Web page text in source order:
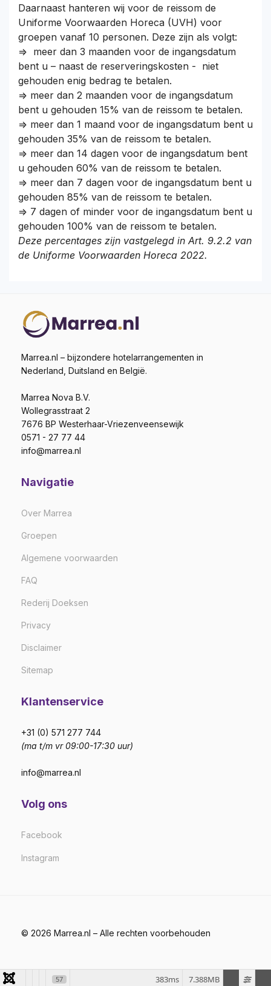
Daarnaast hanteren wij voor de reissom de
Uniforme Voorwaarden Horeca (UVH) voor
groepen vanaf 10 personen. Deze zijn als volgt:
=> meer dan 3 maanden voor de ingangsdatum
bent u – naast de reserveringskosten - niet
gehouden enig bedrag te betalen.
=> meer dan 2 maanden voor de ingangsdatum
bent u gehouden 15% van de reissom te betalen.
=> meer dan 1 maand voor de ingangsdatum bent u
gehouden 35% van de reissom te betalen.
=> meer dan 14 dagen voor de ingangsdatum bent
u gehouden 60% van de reissom te betalen.
=> meer dan 7 dagen voor de ingangsdatum bent u
gehouden 85% van de reissom te betalen.
=> 7 dagen of minder voor de ingangsdatum bent u
gehouden 100% van de reissom te betalen.
Deze percentages zijn vastgelegd in Art. 9.2.2 van
de Uniforme Voorwaarden Horeca 2022.
Marrea.nl – bijzondere hotelarrangementen in
Nederland, Duitsland en België.
Marrea Nova B.V.
Wollegrasstraat 2
7676 BP Westerhaar-Vriezenveensewijk
0571 - 27 77 44
info@marrea.nl
Navigatie
Over Marrea
Groepen
Algemene voorwaarden
FAQ
Rederij Doeksen
Privacy
Disclaimer
Sitemap
Klantenservice
+31 (0) 571 277 744
(ma t/m vr 09:00-17:30 uur)
info@marrea.nl
Volg ons
Facebook
Instagram
© 2026 Marrea.nl – Alle rechten voorbehouden
57 7.388MB
383ms